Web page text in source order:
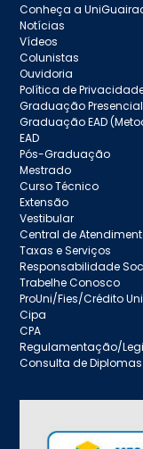
Conheça a
Notícias
Vídeos
Colunistas
Ouvidoria
Política de
Graduação Presencial
Graduação EAD
EAD
Pós-Graduação
Mestrado
Curso Técnico
Extensão
Vestibular
Central de
Taxas e Serviços
Responsabilidade
Trabelhe Conosco
ProUni/Fies/Crédito
Cipa
CPA
Regulamentação/
Consulta de Diplomas